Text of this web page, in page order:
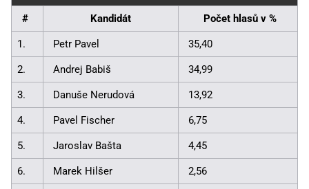
# Kandidát Počet hlasů v %
1. Petr Pavel 35,40
2. Andrej Babiš 34,99
3. Danuše Nerudová 13,92
4. Pavel Fischer 6,75
5. Jaroslav Bašta 4,45
6. Marek Hilšer 2,56